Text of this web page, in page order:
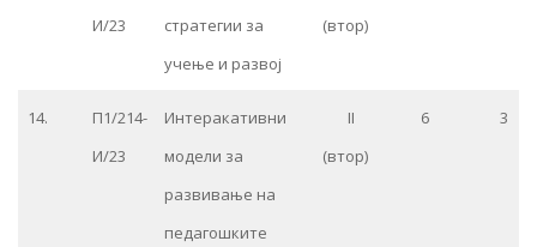
И/23
стратегии за
учење и развој
(втор)
14.
П1/214-
И/23
Интеракативни
модели за
развивање на
педагошките
II
(втор)
6 3